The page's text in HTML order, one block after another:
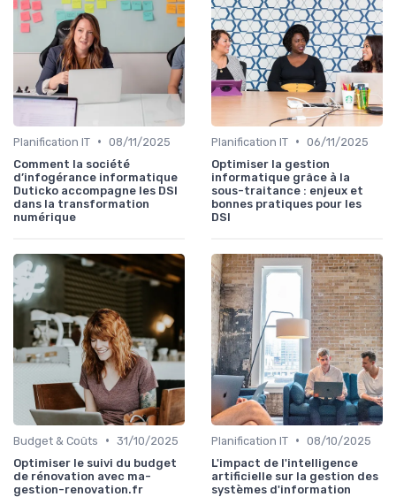
Planification IT • 08/11/2025
Comment la société
d’infogérance informatique
Duticko accompagne les DSI
dans la transformation
numérique
Planification IT • 06/11/2025
Optimiser la gestion
informatique grâce à la
sous-traitance : enjeux et
bonnes pratiques pour les
DSI
Budget & Coûts • 31/10/2025
Optimiser le suivi du budget
de rénovation avec ma-
gestion-renovation.fr
Planification IT • 08/10/2025
L'impact de l'intelligence
artificielle sur la gestion des
systèmes d'information